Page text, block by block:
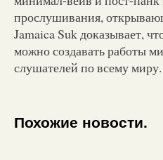
прослушивания,
Jamaica Suk доказывает,
можно создавать работы
слушателей по всему миру.
Похожие новости.